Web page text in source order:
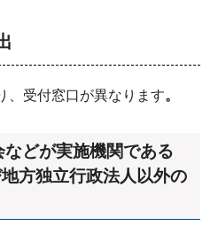
、受付窓口が異なります。
どが実施機関である
方独立行政法人以外の